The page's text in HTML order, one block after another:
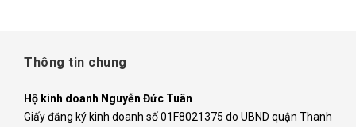
Thông tin chung
Hộ kinh doanh Nguyễn Đức Tuân
Giấy đăng ký kinh doanh số 01F8021375 do UBND quận Thanh